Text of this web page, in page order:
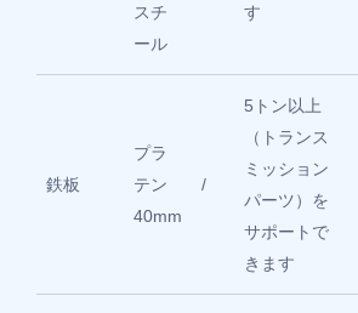
スチ
ール
す
鉄板
プラ
テン
40mm
/
5トン以上
（トランス
ミッション
パーツ）を
サポートで
きます